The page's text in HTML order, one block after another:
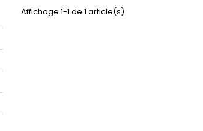
Affichage 1-1 de 1 article(s)